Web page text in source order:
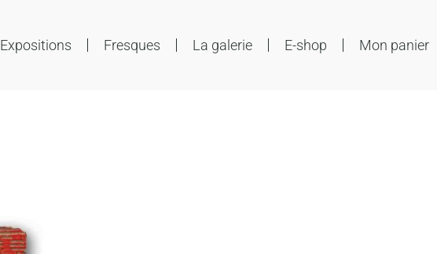
Expositions Fresques La galerie E-shop Mon panier